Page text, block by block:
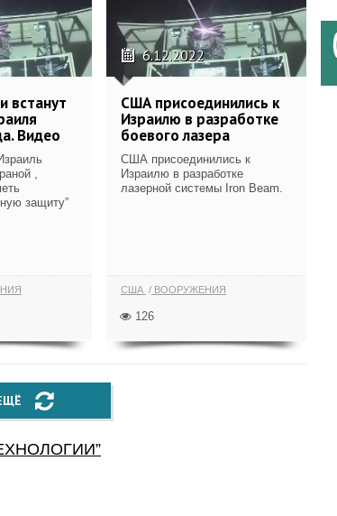
встанут
Видео
,
защиту”
6.12.2022
США присоединились к
Израилю в разработке
боевого лазера
США присоединились к
Израилю в разработке
лазерной системы Iron Beam.
США ВООРУЖЕНИЯ
126
”